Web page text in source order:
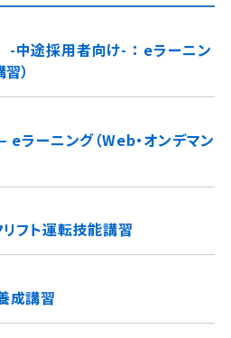
途採用者向け- ： eラーニン
）
ラーニング（Web・オンデマン
リフト運転技能講習
成講習